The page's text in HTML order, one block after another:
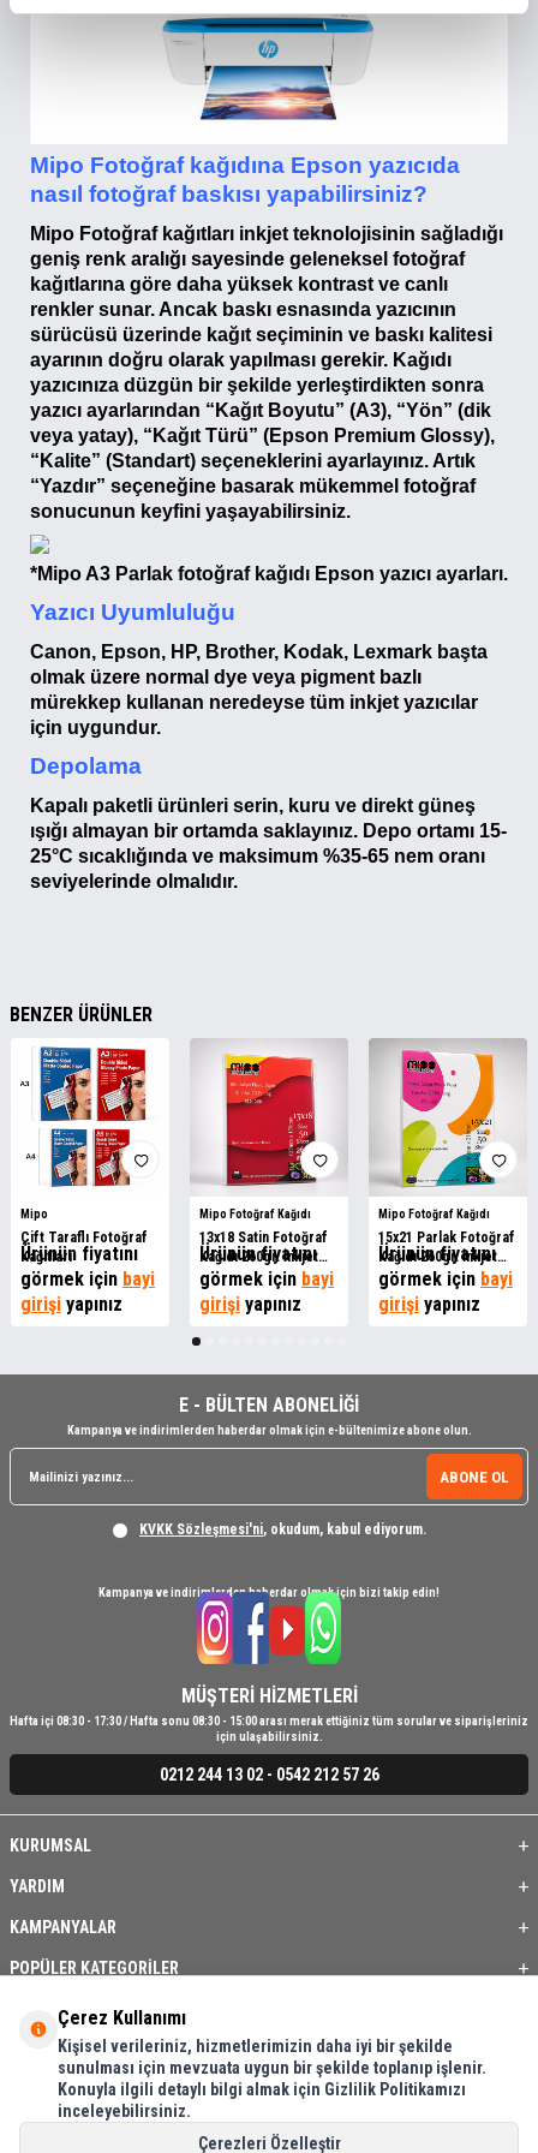
Mipo Fotoğraf kağıdına Epson yazıcıda
nasıl fotoğraf baskısı yapabilirsiniz?
Mipo Fotoğraf kağıtları inkjet teknolojisinin sağladığı
geniş renk aralığı sayesinde geleneksel fotoğraf
kağıtlarına göre daha yüksek kontrast ve canlı
renkler sunar. Ancak baskı esnasında yazıcının
sürücüsü üzerinde kağıt seçiminin ve baskı kalitesi
ayarının doğru olarak yapılması gerekir. Kağıdı
yazıcınıza düzgün bir şekilde yerleştirdikten sonra
yazıcı ayarlarından “Kağıt Boyutu” (A3), “Yön” (dik
veya yatay), “Kağıt Türü” (Epson Premium Glossy),
“Kalite” (Standart) seçeneklerini ayarlayınız. Artık
“Yazdır” seçeneğine basarak mükemmel fotoğraf
sonucunun keyfini yaşayabilirsiniz.
*Mipo A3 Parlak fotoğraf kağıdı Epson yazıcı ayarları.
Yazıcı Uyumluluğu
Canon, Epson, HP, Brother, Kodak, Lexmark başta
olmak üzere normal dye veya pigment bazlı
mürekkep kullanan neredeyse tüm inkjet yazıcılar
için uygundur.
Depolama
Kapalı paketli ürünleri serin, kuru ve direkt güneş
ışığı almayan bir ortamda saklayınız. Depo ortamı 15-
25°C sıcaklığında ve maksimum %35-65 nem oranı
seviyelerinde olmalıdır.
BENZER ÜRÜNLER
Mipo
Çift Taraflı Fotoğraf
Kağıtları
Ürünün fiyatını
görmek için bayi
girişi yapınız
Mipo Fotoğraf Kağıdı
13x18 Satin Fotoğraf
Kağıdı 260gr. İnkjet
MİPO
Ürünün fiyatını
görmek için bayi
girişi yapınız
Mipo Fotoğraf Kağıdı
15x21 Parlak Fotoğraf
Kağıdı 260gr. İnkjet
MİPO
Ürünün fiyatını
görmek için bayi
girişi yapınız
E - BÜLTEN ABONELİĞİ
Kampanya ve indirimlerden haberdar olmak için e-bültenimize abone olun.
ABONE OL
KVKK Sözleşmesi'ni, okudum, kabul ediyorum.
Kampanya ve indirimlerden haberdar olmak için bizi takip edin!
MÜŞTERİ HİZMETLERİ
Hafta içi 08:30 - 17:30 / Hafta sonu 08:30 - 15:00 arası merak ettiğiniz tüm sorular ve siparişleriniz
için ulaşabilirsiniz.
0212 244 13 02 - 0542 212 57 26
KURUMSAL
YARDIM
KAMPANYALAR
POPÜLER KATEGORİLER
ÜYE / BAYİ
ÖNE ÇIKAN ÜRÜNLER
BASKI REHBERİ
İLETİŞİM
Çerez Kullanımı
Kişisel verileriniz, hizmetlerimizin daha iyi bir şekilde
sunulması için mevzuata uygun bir şekilde toplanıp işlenir.
Konuyla ilgili detaylı bilgi almak için Gizlilik Politikamızı
inceleyebilirsiniz.
Çerezleri Özelleştir